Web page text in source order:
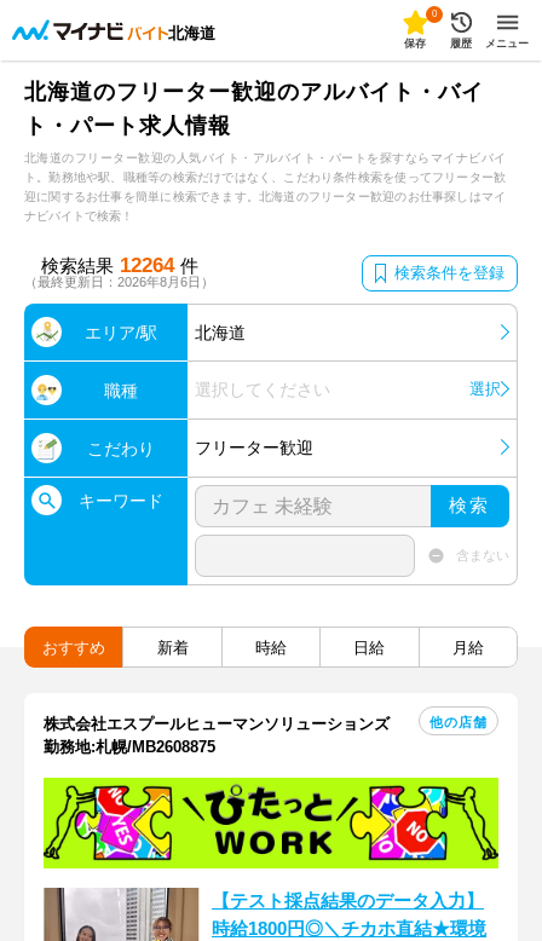
北海道
0
保存 履歴 メニュー
北海道のフリーター歓迎のアルバイト・バイ
ト・パート求人情報
北海道のフリーター歓迎の人気バイト・アルバイト・パートを探すならマイナビバイ
ト。勤務地や駅、職種等の検索だけではなく、こだわり条件検索を使ってフリーター歓
迎に関するお仕事を簡単に検索できます。北海道のフリーター歓迎のお仕事探しはマイ
ナビバイトで検索！
検索結果 12264 件
（最終更新日：2026年8月6日） 検索条件を登録
エリア/駅 北海道
職種 選択してください 選択
こだわり フリーター歓迎
キーワード 検索
含まない
おすすめ 新着 時給 日給 月給
株式会社エスプールヒューマンソリューションズ
勤務地:札幌/MB2608875
他の店舗
【テスト採点結果のデータ入力】
時給1800円◎＼チカホ直結★環境